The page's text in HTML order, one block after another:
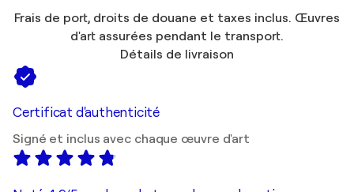
Frais de port, droits de douane et taxes inclus. Œuvres
d'art assurées pendant le transport.
Détails de livraison
Certificat d'authenticité
Signé et inclus avec chaque œuvre d'art